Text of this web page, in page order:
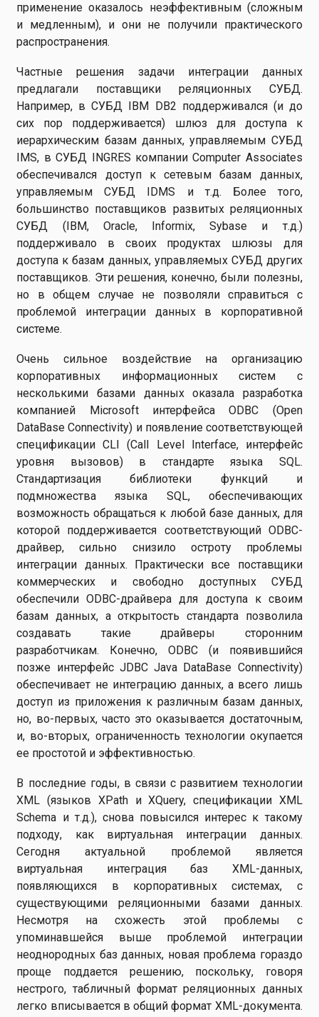
применение оказалось неэффективным (сложным
и медленным), и они не получили практического
распространения.
Частные решения задачи интеграции данных
предлагали поставщики реляционных СУБД.
Например, в СУБД IBM DB2 поддерживался (и до
сих пор поддерживается) шлюз для доступа к
иерархическим базам данных, управляемым СУБД
IMS, в СУБД INGRES компании Computer Associates
обеспечивался доступ к сетевым базам данных,
управляемым СУБД IDMS и т.д. Более того,
большинство поставщиков развитых реляционных
СУБД (IBM, Oracle, Informix, Sybase и т.д.)
поддерживало в своих продуктах шлюзы для
доступа к базам данных, управляемых СУБД других
поставщиков. Эти решения, конечно, были полезны,
но в общем случае не позволяли справиться с
проблемой интеграции данных в корпоративной
системе.
Очень сильное воздействие на организацию
корпоративных информационных систем с
несколькими базами данных оказала разработка
компанией Microsoft интерфейса ODBC (Open
DataBase Connectivity) и появление соответствующей
спецификации CLI (Call Level Interface, интерфейс
уровня вызовов) в стандарте языка SQL.
Стандартизация библиотеки функций и
подмножества языка SQL, обеспечивающих
возможность обращаться к любой базе данных, для
которой поддерживается соответствующий ODBC-
драйвер, сильно снизило остроту проблемы
интеграции данных. Практически все поставщики
коммерческих и свободно доступных СУБД
обеспечили ODBC-драйвера для доступа к своим
базам данных, а открытость стандарта позволила
создавать такие драйверы сторонним
разработчикам. Конечно, ODBC (и появившийся
позже интерфейс JDBC Java DataBase Connectivity)
обеспечивает не интеграцию данных, а всего лишь
доступ из приложения к различным базам данных,
но, во-первых, часто это оказывается достаточным,
и, во-вторых, ограниченность технологии окупается
ее простотой и эффективностью.
В последние годы, в связи с развитием технологии
XML (языков XPath и XQuery, спецификации XML
Schema и т.д.), снова повысился интерес к такому
подходу, как виртуальная интеграции данных.
Сегодня актуальной проблемой является
виртуальная интеграция баз XML-данных,
появляющихся в корпоративных системах, с
существующими реляционными базами данных.
Несмотря на схожесть этой проблемы с
упоминавшейся выше проблемой интеграции
неоднородных баз данных, новая проблема гораздо
проще поддается решению, поскольку, говоря
нестрого, табличный формат реляционных данных
легко вписывается в общий формат XML-документа.